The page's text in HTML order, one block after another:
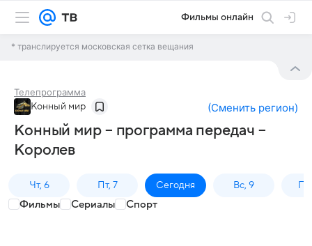
Фильмы онлайн
* транслируется московская сетка вещания
Телепрограмма
Конный мир (Сменить регион)
Конный мир – программа передач –
Королев
Чт, 6 Пт, 7 Сегодня Вс, 9
Фильмы Сериалы Спорт